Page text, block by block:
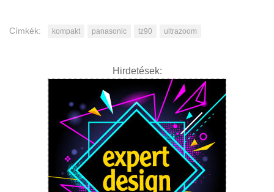
Címkék: kompakt panasonic tz90 ultrazoom
Hirdetések: